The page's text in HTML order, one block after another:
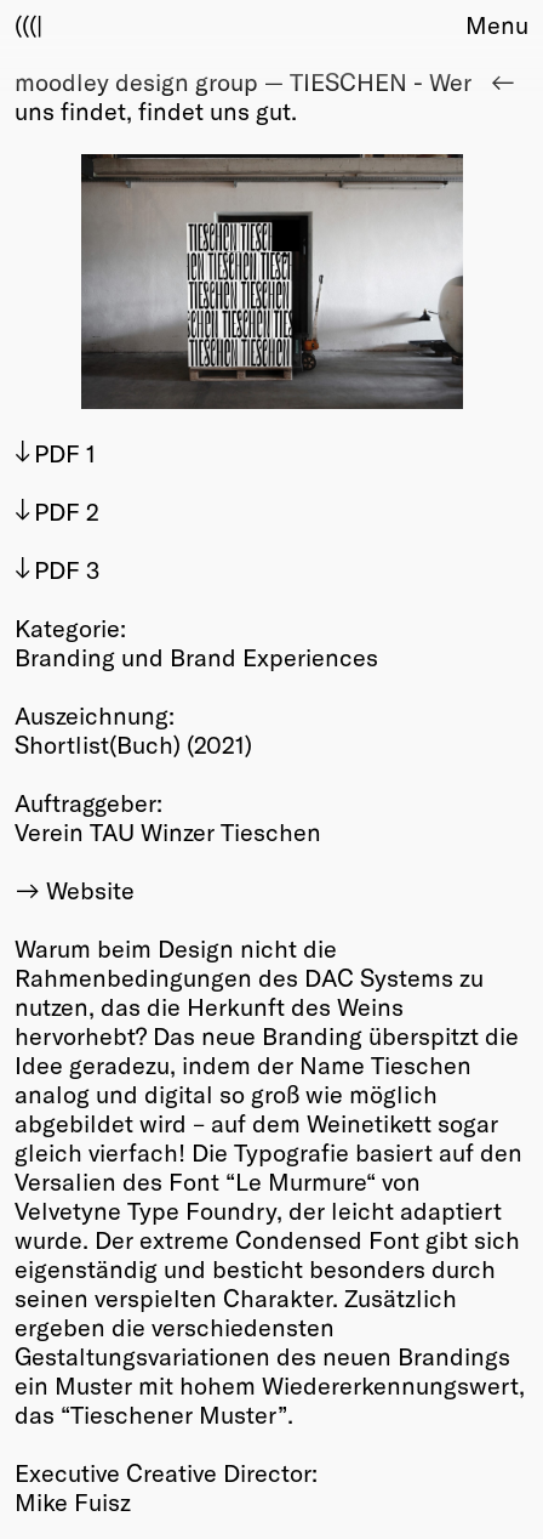
(((|
About
Club
Sponsors
Membership
Members
Friends of Creativity
Winners
Past
Annual
Menu
moodley design group — TIESCHEN - Wer
uns findet, findet uns gut.
PDF 1
PDF 2
PDF 3
Kategorie:
Branding und Brand Experiences
Auszeichnung:
Shortlist(Buch) (2021)
Auftraggeber:
Verein TAU Winzer Tieschen
Website
Warum beim Design nicht die
Rahmenbedingungen des DAC Systems zu
nutzen, das die Herkunft des Weins
hervorhebt? Das neue Branding überspitzt die
Idee geradezu, indem der Name Tieschen
analog und digital so groß wie möglich
abgebildet wird – auf dem Weinetikett sogar
gleich vierfach! Die Typografie basiert auf den
Versalien des Font “Le Murmure“ von
Velvetyne Type Foundry, der leicht adaptiert
wurde. Der extreme Condensed Font gibt sich
eigenständig und besticht besonders durch
seinen verspielten Charakter. Zusätzlich
ergeben die verschiedensten
Gestaltungsvariationen des neuen Brandings
ein Muster mit hohem Wiedererkennungswert,
das “Tieschener Muster”.
Executive Creative Director:
Mike Fuisz